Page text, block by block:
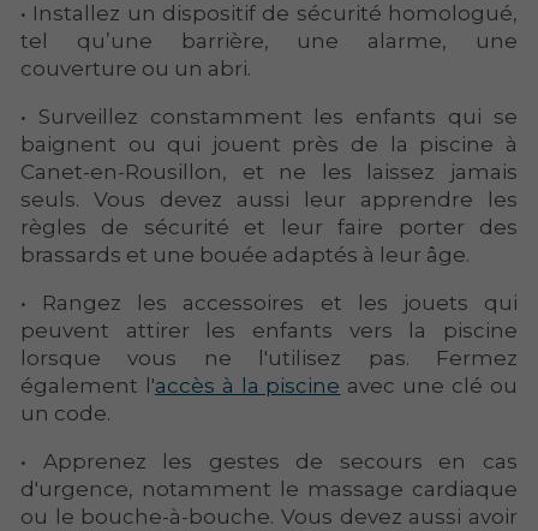
• Installez un dispositif de sécurité homologué,
tel qu’une barrière, une alarme, une
couverture ou un abri.
• Surveillez constamment les enfants qui se
baignent ou qui jouent près de la piscine à
Canet-en-Rousillon, et ne les laissez jamais
seuls. Vous devez aussi leur apprendre les
règles de sécurité et leur faire porter des
brassards et une bouée adaptés à leur âge.
• Rangez les accessoires et les jouets qui
peuvent attirer les enfants vers la piscine
lorsque vous ne l'utilisez pas. Fermez
également l'accès à la piscine avec une clé ou
un code.
• Apprenez les gestes de secours en cas
d'urgence, notamment le massage cardiaque
ou le bouche-à-bouche. Vous devez aussi avoir